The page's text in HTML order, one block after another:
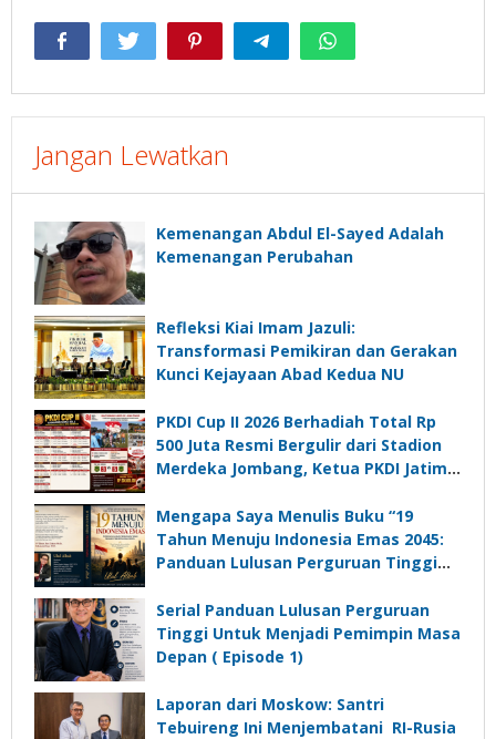
Jangan Lewatkan
Kemenangan Abdul El-Sayed Adalah
Kemenangan Perubahan
Refleksi Kiai Imam Jazuli:
Transformasi Pemikiran dan Gerakan
Kunci Kejayaan Abad Kedua NU
PKDI Cup II 2026 Berhadiah Total Rp
500 Juta Resmi Bergulir dari Stadion
Merdeka Jombang, Ketua PKDI Jatim:
Komunikasi Kades untuk Memajukan
Desa
Mengapa Saya Menulis Buku “19
Tahun Menuju Indonesia Emas 2045:
Panduan Lulusan Perguruan Tinggi
Depan”?
Serial Panduan Lulusan Perguruan
Tinggi Untuk Menjadi Pemimpin Masa
Depan ( Episode 1)
Laporan dari Moskow: Santri
Tebuireng Ini Menjembatani RI-Rusia